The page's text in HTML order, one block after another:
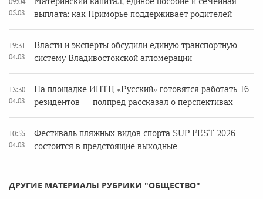
05.08
выплата: как Приморье поддерживает родителей
19:31
04.08
Власти и эксперты обсудили единую транспортную
систему Владивостокской агломерации
13:30
04.08
На площадке ИНТЦ «Русский» готовятся работать 16
резидентов — полпред рассказал о перспективах
10:55
04.08
Фестиваль пляжных видов спорта SUP FEST 2026
состоится в предстоящие выходные
ДРУГИЕ МАТЕРИАЛЫ РУБРИКИ "ОБЩЕСТВО"